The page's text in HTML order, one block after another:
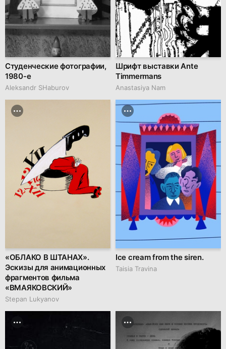
Студенческие фотографии,
1980-е
Аleksandr SHaburov
Шрифт выставки Ante
Timmermans
Anastasiya Nam
«ОБЛАКО В ШТАНАХ».
Эскизы для анимационных
фрагментов фильма
«ВМАЯКОВСКИЙ»
Stepan Lukyanov
Ice cream from the siren.
Taisia Travina